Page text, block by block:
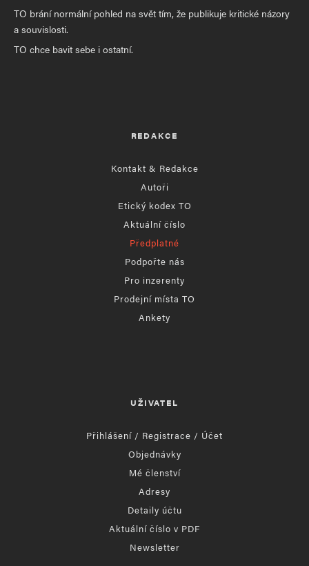
TO brání normální pohled na svět tím, že publikuje kritické názory
a souvislosti.
TO chce bavit sebe i ostatní.
REDAKCE
Kontakt & Redakce
Autoři
Etický kodex TO
Aktuální číslo
Předplatné
Podpořte nás
Pro inzerenty
Prodejní místa TO
Ankety
UŽIVATEL
Přihlášení / Registrace / Účet
Objednávky
Mé členství
Adresy
Detaily účtu
Aktuální číslo v PDF
Newsletter